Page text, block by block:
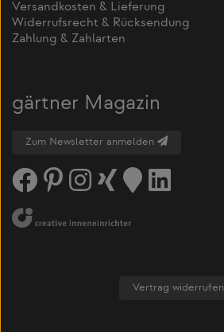
Versandkosten & Lieferung
Widerrufsrecht & Rücksendung
Zahlung & Zahlarten
gärtner Magazin
Zum Newsletter anmelden
Vertrag widerrufen